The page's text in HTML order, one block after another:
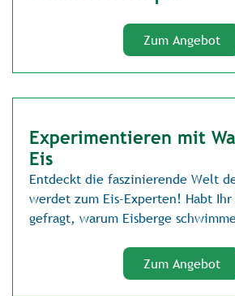
Zum Angebot
Experimentieren mit
Eis
Entdeckt die faszinierende Welt
werdet zum Eis-Experten! Habt Ihr
gefragt, warum Eisberge
Zum Angebot